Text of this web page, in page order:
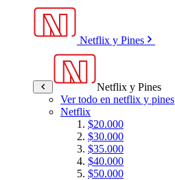
Netflix y Pines
Netflix y Pines
Ver todo en netflix y pines
Netflix
$20.000
$30.000
$35.000
$40.000
$50.000